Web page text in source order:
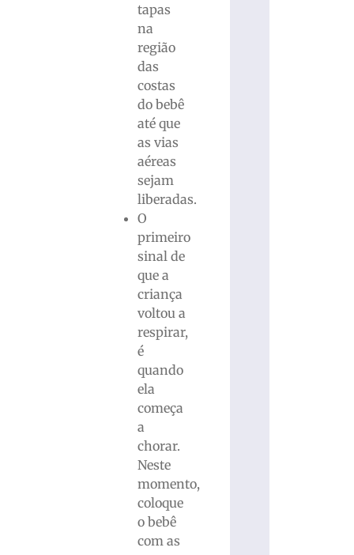
tapas
na
região
das
costas
do bebê
até que
as vias
aéreas
sejam
liberadas.
O
primeiro
sinal de
que a
criança
voltou a
respirar,
é
quando
ela
começa
a
chorar.
Neste
momento,
coloque
o bebê
com as